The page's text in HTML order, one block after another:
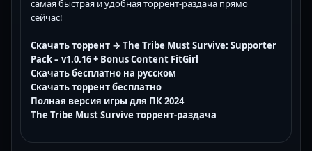
самая быстрая и удобная торрент-раздача прямо
сейчас!
Скачать торрент → The Tribe Must Survive: Supporter
Pack – v1.0.16 + Bonus Content FitGirl
Скачать бесплатно на русском
Скачать торрент бесплатно
Полная версия игры для ПК 2024
The Tribe Must Survive торрент-раздача